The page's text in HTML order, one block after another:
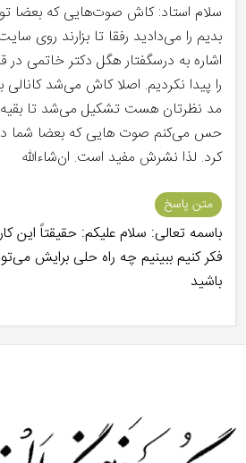
سلام استاد: کاش صوت‌هایی که بعضا
بدیم را می‌دادید رفقا تا بزارند روی
اشاره به درسگفتار هگل دکتر خاتمی
را پیدا نکردیم. اصلا کاش می‌شد کانالی
مد نظرتان هست تشکیل می‌شد تا بقیه
حس می‌کنم صوت هایی که بعضا شما
کرد. لذا نشرش مفید است. ان‌شاءالله
متن پاسخ
باسمه تعالی: سلام علیکم: حقیقتاً این
فکر کنیم ببینیم چه راه حلی برایش
باشید